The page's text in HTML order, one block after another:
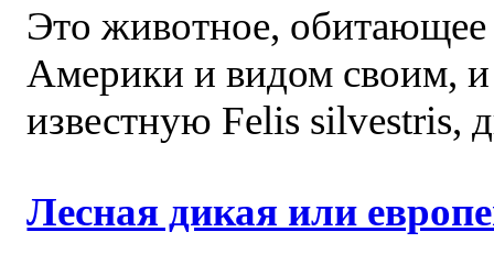
Это животное,
Америки и видом своим,
известную Felis silvestris,
Лесная дикая или